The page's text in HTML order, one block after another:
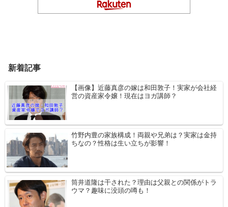
新着記事
【画像】近藤真彦の嫁は和田敦子！実家が会社経
営の資産家令嬢！現在はヨガ講師？
竹野内豊の家族構成！両親や兄弟は？実家は金持
ちなの？性格は生い立ちが影響！
筒井道隆は干された？理由は父親との関係がトラ
ウマ？趣味に没頭の噂も！